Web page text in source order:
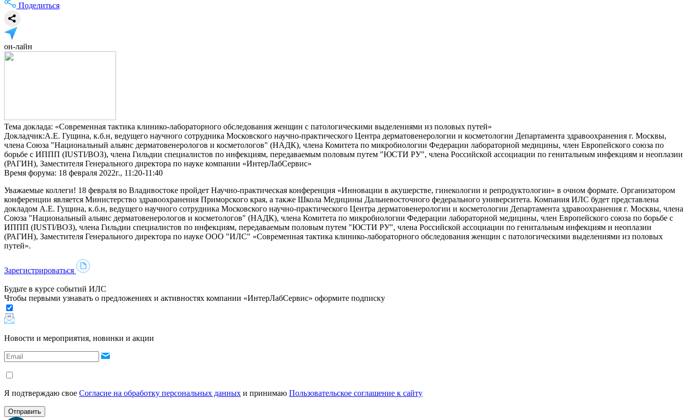
Поделиться
он-лайн
Тема доклада: «Современная тактика клинико-лабораторного обследования женщин с патологическими выделениями из половых путей»
Докладчик:А.Е. Гущина, к.б.н, ведущего научного сотрудника Московского научно-практического Центра дерматовенерологии и косметологии Департамента здравоохранения г. Москвы,
члена Союза "Национальный альянс дерматовенерологов и косметологов" (НАДК), члена Комитета по микробиологии Федерации лабораторной медицины, член Европейского союза по
борьбе с ИППП (IUSTI/ВОЗ), члена Гильдии специалистов по инфекциям, передаваемым половым путем "ЮСТИ РУ", члена Российской ассоциации по генитальным инфекциям и неоплазии
(РАГИН), Заместителя Генерального директора по науке компании «ИнтерЛабСервис»
Время форума: 18 февраля 2022г., 11:20-11:40
Уважаемые коллеги! 18 февраля во Владивостоке пройдет Научно-практическая конференция «Инновации в акушерстве, гинекологии и репродуктологии» в очном формате. Организатором
конференции является Министерство здравоохранения Приморского края, а также Школа Медицины Дальневосточного федерального университета. Компания ИЛС будет представлена
докладом А.Е. Гущина, к.б.н, ведущего научного сотрудника Московского научно-практического Центра дерматовенерологии и косметологии Департамента здравоохранения г. Москвы, члена
Союза "Национальный альянс дерматовенерологов и косметологов" (НАДК), члена Комитета по микробиологии Федерации лабораторной медицины, член Европейского союза по борьбе с
ИППП (IUSTI/ВОЗ), члена Гильдии специалистов по инфекциям, передаваемым половым путем "ЮСТИ РУ", члена Российской ассоциации по генитальным инфекциям и неоплазии
(РАГИН), Заместителя Генерального директора по науке ООО "ИЛС" «Современная тактика клинико-лабораторного обследования женщин с патологическими выделениями из половых
путей».
Зарегистрироваться
Будьте в курсе событий ИЛС
Чтобы первыми узнавать о предложениях и активностях компании «ИнтерЛабСервис» оформите подписку
Новости и мероприятия, новинки и акции
Я подтверждаю свое Согласие на обработку персональных данных и принимаю Пользовательское соглашение к сайту
Отправить